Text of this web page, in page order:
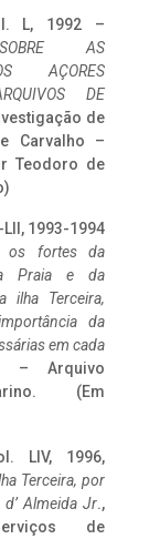
L, 1992 –
SOBRE AS
AÇORES
DE
de
Carvalho –
Teodoro de
1993-1994
os fortes da
Praia e da
ilha Terceira,
da
em cada
– Arquivo
(Em
LIV, 1996,
Terceira, por
Almeida Jr.,
de